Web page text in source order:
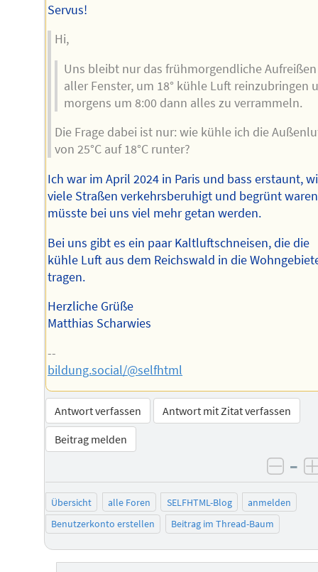
Servus!
Hi,
Uns bleibt nur das frühmorgendliche Aufreißen
aller Fenster, um 18° kühle Luft reinzubringen
morgens um 8:00 dann alles zu verrammeln.
Die Frage dabei ist nur: wie kühle ich die
von 25°C auf 18°C runter?
Ich war im April 2024 in Paris und bass erstaunt,
viele Straßen verkehrsberuhigt und begrünt
müsste bei uns viel mehr getan werden.
Bei uns gibt es ein paar Kaltluftschneisen, die die
kühle Luft aus dem Reichswald in die
tragen.
Herzliche Grüße
Matthias Scharwies
--
bildung.social/@selfhtml
Antwort verfassen
Antwort mit Zitat verfassen
Beitrag melden
–
Übersicht alle Foren SELFHTML-Blog
anmelden
Benutzerkonto erstellen
Beitrag im Thread-Baum